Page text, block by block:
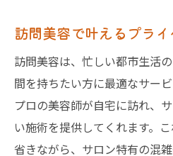
訪問美容で叶えるプラ
訪問美容は、忙しい都市生活
間を持ちたい方に最適なサー
プロの美容師が自宅に訪れ、
い施術を提供してくれます。
省きながら、サロン特有の混